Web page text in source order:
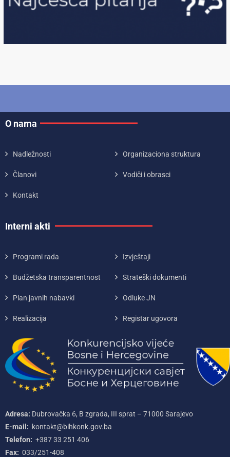
O nama
Nadležnosti Organizaciona struktura
Članovi Vodiči i obrasci
Kontakt
Interni akti
Programi rada Izvještaji
Budžetska transparentnost Strateški dokumenti
Plan javnih nabavki Odluke JN
Realizacija Registar ugovora
Adresa: Dubrovačka 6, B zgrada, III sprat – 71000‌ Sarajevo
E-mail: kontakt@bihkonk.gov.ba
Telefon: +387‌ 33‌ 251‌ 406
Fax: 033/251-408